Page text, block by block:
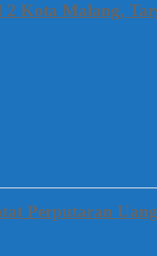
Kota Malang,
Perputaran